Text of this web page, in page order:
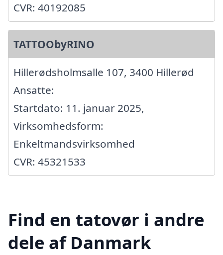
CVR: 40192085
TATTOObyRINO
Hillerødsholmsalle 107, 3400 Hillerød
Ansatte:
Startdato: 11. januar 2025,
Virksomhedsform:
Enkeltmandsvirksomhed
CVR: 45321533
Find en tatovør i andre
dele af Danmark